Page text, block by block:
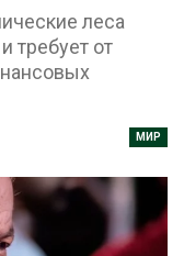
леса
требует от
МИР